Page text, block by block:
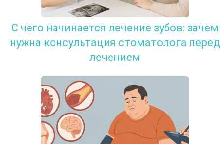
С чего начинается лечение зубов: зачем
нужна консультация стоматолога перед
лечением